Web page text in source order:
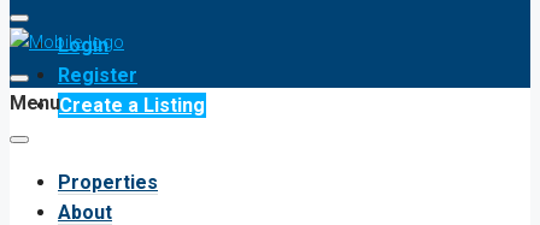
Login
Register
Create a Listing
Menu
Properties
About